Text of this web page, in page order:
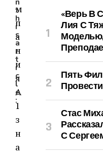
м
п
а
н
и
я
А
1
з
н
а
t
h
i
s
a
r
t
i
c
l
e
:
«Верь В
Лия С
Пять
Стас
С